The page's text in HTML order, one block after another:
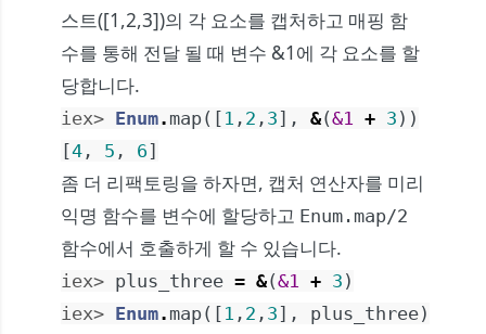
스트([1,2,3])의 각 요소를 캡처하고 매핑 함
수를 통해 전달 될 때 변수 &1에 각 요소를 할
당합니다.
iex> Enum. map( [ 1 , 2 , 3] , &(&1 + 3 ) )
[4 , 5 , 6]
좀 더 리팩토링을 하자면, 캡처 연산자를 미리
익명 함수를 변수에 할당하고 Enum.map/2
함수에서 호출하게 할 수 있습니다.
iex> plus_three = &(&1 + 3 )
iex> Enum. map( [ 1 , 2 , 3] , plus_three)